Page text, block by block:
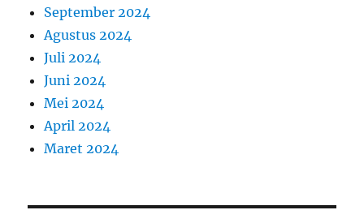
September 2024
Agustus 2024
Juli 2024
Juni 2024
Mei 2024
April 2024
Maret 2024